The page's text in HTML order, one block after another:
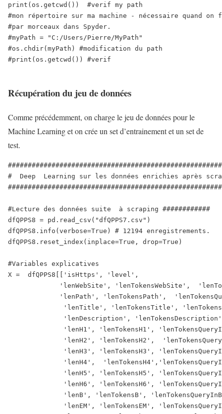
print(os.getcwd())  #verif my path
#mon répertoire sur ma machine - nécessaire quand
#par morceaux dans Spyder.
#myPath = "C:/Users/Pierre/MyPath"
#os.chdir(myPath) #modification du path
#print(os.getcwd()) #verif
Récupération du jeu de données
Comme précédemment, on charge le jeu de données pour le
Machine Learning et on crée un set d’entrainement et un set de
test.
#  Deep  Learning sur les données enrichies après
#Lecture des données suite  à scraping ############
dfQPPS8 = pd.read_csv("dfQPPS7.csv")
dfQPPS8.info(verbose=True) # 12194
dfQPPS8.reset_index(inplace=True, drop=True)
#Variables explicatives
X =  dfQPPS8[['isHttps', 'level',
'lenWebSite', 'lenTokensWebSite',
'lenPath', 'lenTokensPath',
'lenTitle', 'lenTokensTitle',
'lenDescription',
'lenH1', 'lenTokensH1',
'lenH2', 'lenTokensH2',
'lenH3', 'lenTokensH3',
'lenH4',
'lenH5', 'lenTokensH5',
'lenH6', 'lenTokensH6',
'lenB', 'lenTokensB',
'lenEM', 'lenTokensEM',